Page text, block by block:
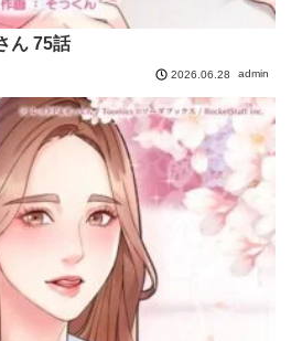
ん 75話
2026.06.28 admin